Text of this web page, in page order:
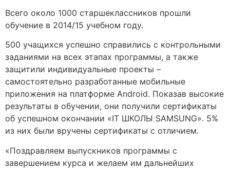
Всего около 1000 старшеклассников прошли
обучение в 2014/15 учебном году.
500 учащихся успешно справились с контрольными
заданиями на всех этапах программы, а также
защитили индивидуальные проекты –
самостоятельно разработанные мобильные
приложения на платформе Android. Показав высокие
результаты в обучении, они получили сертификаты
об успешном окончании «IT ШКОЛЫ SAMSUNG». 5%
из них были вручены сертификаты с отличием.
«Поздравляем выпускников программы с
завершением курса и желаем им дальнейших